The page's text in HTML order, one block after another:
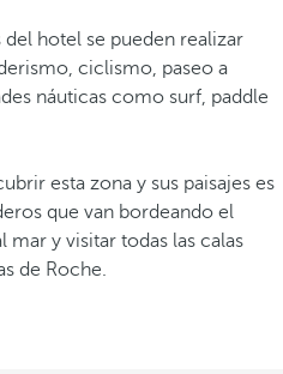
hotel se pueden realizar
ciclismo, paseo a
náuticas como surf, paddle
esta zona y sus paisajes es
que van bordeando el
mar y visitar todas las calas
de Roche.